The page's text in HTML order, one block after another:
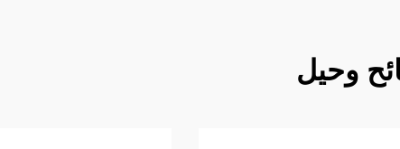
وحيل